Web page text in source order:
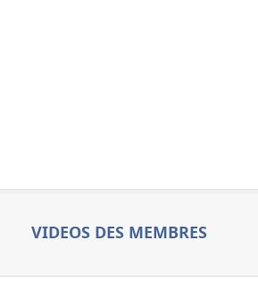
VIDEOS DES MEMBRES